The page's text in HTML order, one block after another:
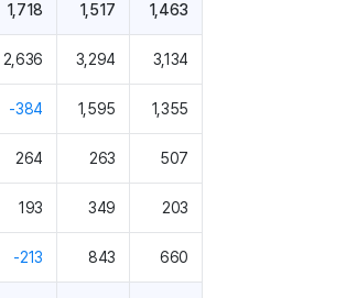
1,718 1,517 1,463
2,636 3,294 3,134
-384 1,595 1,355
264 263 507
193 349 203
-213 843 660